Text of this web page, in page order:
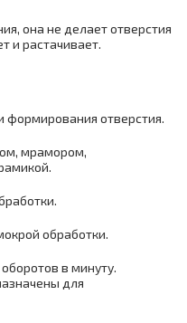
она не делает отверстия
и растачивает.
формирования отверстия.
мрамором,
обработки.
в минуту.
для